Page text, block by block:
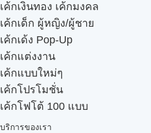
เค้กเงินทอง เค้กมงคล
เค้กเด็ก ผู้หญิง/ผู้ชาย
เค้กเด้ง Pop-Up
เค้กแต่งงาน
เค้กแบบใหม่ๆ
เค้กโปรโมชั่น
เค้กโฟโต้ 100 แบบ
บริการของเรา